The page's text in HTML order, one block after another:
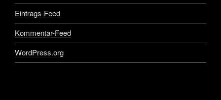
Eintrags-Feed
Kommentar-Feed
WordPress.org